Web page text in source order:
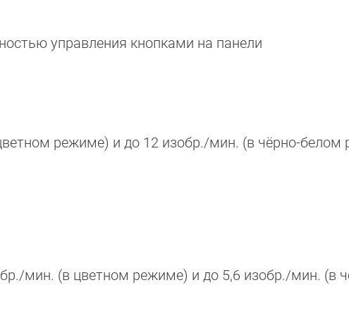
управления кнопками на панели
режиме) и до 12 изобр./мин. (в чёрно-белом
мин. (в цветном режиме) и до 5,6 изобр./мин. (в